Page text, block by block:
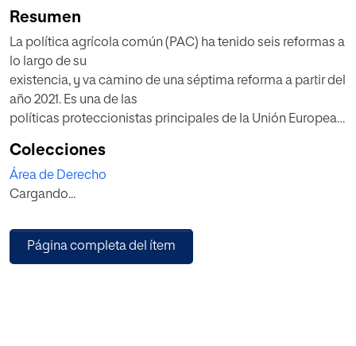
Resumen
La política agrícola común (PAC) ha tenido seis reformas a
lo largo de su
existencia, y va camino de una séptima reforma a partir del
año 2021. Es una de las
políticas proteccionistas principales de la Unión Europea
sus ayudas económicas a miles de agricultores y
ganaderos de toda Europa y ser
uno de los pilares económicos más sólidos de Europa.
cómo sus vastas tierras son cultivadas gracias a las
ayudas y subvenciones de la PAC,
Colecciones
Área de Derecho
Cargando...
Página completa del ítem